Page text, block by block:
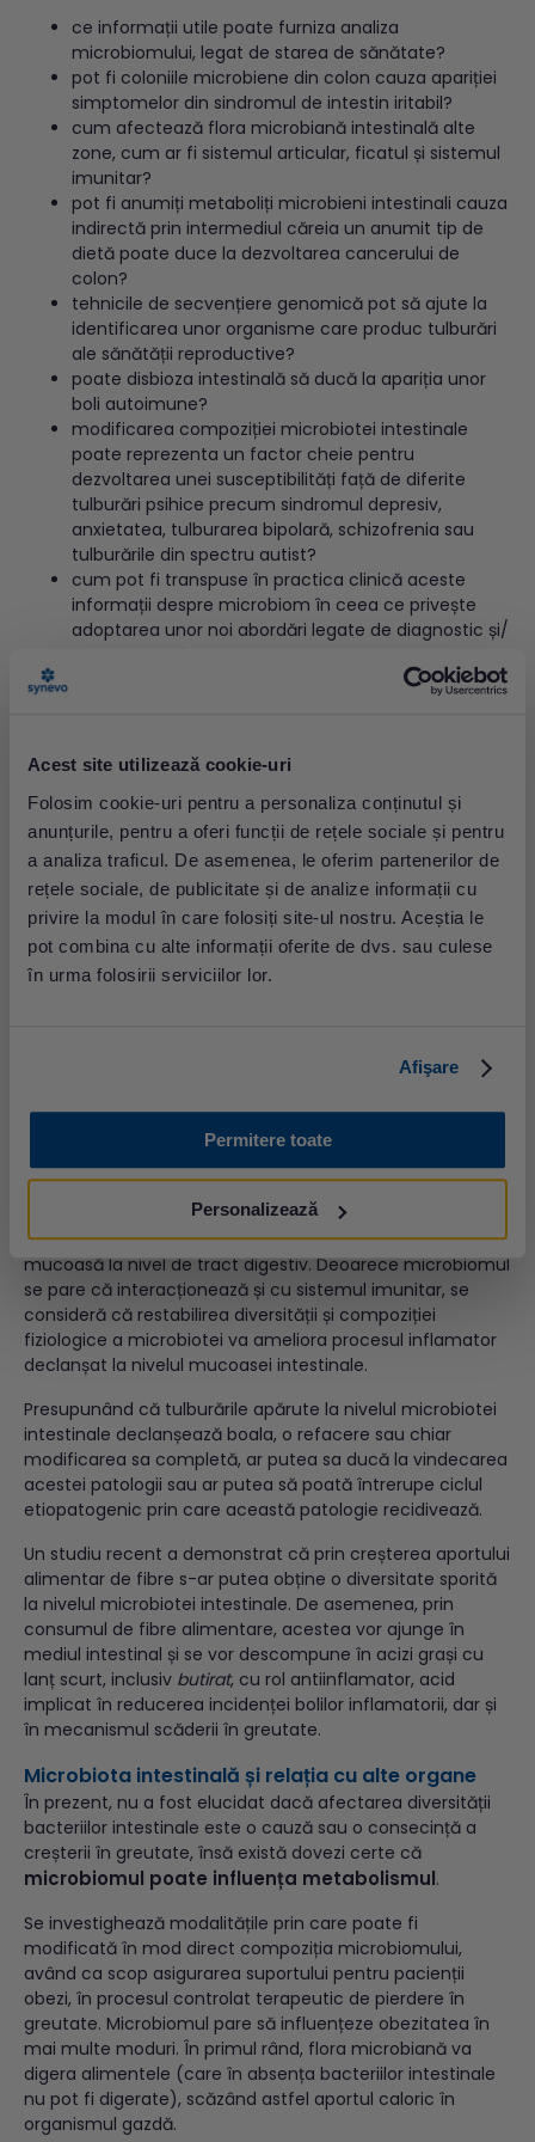
Acest site utilizează cookie-uri
Folosim cookie-uri pentru a personaliza conținutul și
anunțurile, pentru a oferi funcții de rețele sociale și pentru
a analiza traficul. De asemenea, le oferim partenerilor de
rețele sociale, de publicitate și de analize informații cu
privire la modul în care folosiți site-ul nostru. Aceștia le
pot combina cu alte informații oferite de dvs. sau culese
în urma folosirii serviciilor lor.
Afişare
Permitere toate
Personalizează
ce informații utile poate furniza analiza
microbiomului, legat de starea de sănătate?
pot fi coloniile microbiene din colon cauza apariției
simptomelor din sindromul de intestin iritabil?
cum afectează flora microbiană intestinală alte
zone, cum ar fi sistemul articular, ficatul și sistemul
imunitar?
pot fi anumiți metaboliți microbieni intestinali cauza
indirectă prin intermediul căreia un anumit tip de
dietă poate duce la dezvoltarea cancerului de
colon?
tehnicile de secvențiere genomică pot să ajute la
identificarea unor organisme care produc tulburări
ale sănătății reproductive?
poate disbioza intestinală să ducă la apariția unor
boli autoimune?
modificarea compoziției microbiotei intestinale
poate reprezenta un factor cheie pentru
dezvoltarea unei susceptibilități față de diferite
tulburări psihice precum sindromul depresiv,
anxietatea, tulburarea bipolară, schizofrenia sau
tulburările din spectru autist?
cum pot fi transpuse în practica clinică aceste
informații despre microbiom în ceea ce privește
adoptarea unor noi abordări legate de diagnostic și/
Infecția cu bacteria
apare adesea
pacientului aflat sub tratament. La rândul său,
microbiomul va fi invadat de această bacterie care se
multiplică rapid, înlocuind flora microbiană componentă
a microbiomului. Tratamentul de rutină prin asocierea de
antibiotice poate duce adesea la apariția unor infecții
recurente, potențial periculoase. Mai recent, infecțiile cu
C. difficile pot fi tratate prin transplantarea materiilor
fecale de la un pacient sănătos, în intestinul pacientului
afectat.
, explicând deci aceste asocieri.
infecții, printr-o abordare duală, concomitentă.
Legat de boala intestinală cronică inflamatorie, o serie de
studii evaluează în prezent beneficiile transplantului de
materii fecale în tratamentul acestei patologii de
etiologie autoimună, având ca trigger afectarea de
mucoasă la nivel de tract digestiv. Deoarece microbiomul
se pare că interacționează și cu sistemul imunitar, se
consideră că restabilirea diversității și compoziției
fiziologice a microbiotei va ameliora procesul inflamator
declanșat la nivelul mucoasei intestinale.
Presupunând că tulburările apărute la nivelul microbiotei
intestinale declanșează boala, o refacere sau chiar
modificarea sa completă, ar putea sa ducă la vindecarea
acestei patologii sau ar putea să poată întrerupe ciclul
etiopatogenic prin care această patologie recidivează.
Un studiu recent a demonstrat că prin creșterea aportului
alimentar de fibre s-ar putea obține o diversitate sporită
la nivelul microbiotei intestinale. De asemenea, prin
consumul de fibre alimentare, acestea vor ajunge în
mediul intestinal și se vor descompune în acizi grași cu
lanț scurt, inclusiv butirat, cu rol antiinflamator, acid
implicat în reducerea incidenței bolilor inflamatorii, dar și
în mecanismul scăderii în greutate.
Microbiota intestinală și relația cu alte organe
În prezent, nu a fost elucidat dacă afectarea diversității
bacteriilor intestinale este o cauză sau o consecință a
creșterii în greutate, însă există dovezi certe că
microbiomul poate influența metabolismul.
Se investighează modalitățile prin care poate fi
modificată în mod direct compoziția microbiomului,
având ca scop asigurarea suportului pentru pacienții
obezi, în procesul controlat terapeutic de pierdere în
greutate. Microbiomul pare să influențeze obezitatea în
mai multe moduri. În primul rând, flora microbiană va
digera alimentele (care în absența bacteriilor intestinale
nu pot fi digerate), scăzând astfel aportul caloric în
organismul gazdă.